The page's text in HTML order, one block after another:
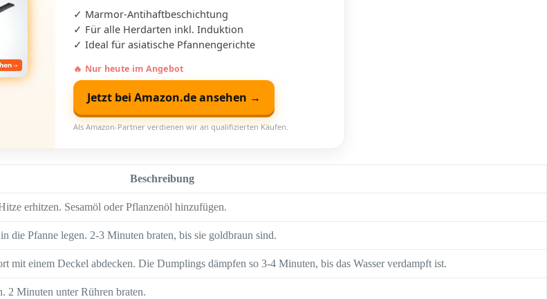
✓ Marmor-Antihaftbeschichtung
✓ Für alle Herdarten inkl. Induktion
✓ Ideal für asiatische Pfannengerichte
🔥 Nur heute im Angebot
Jetzt bei Amazon.de ansehen →
Als Amazon-Partner verdienen wir an qualifizierten Käufen.
Beschreibung
erhitzen. Sesamöl oder Pflanzenöl hinzufügen.
die Pfanne legen. 2-3 Minuten braten, bis sie goldbraun sind.
mit einem Deckel abdecken. Die Dumplings dämpfen so 3-4 Minuten, bis das Wasser verdampft ist.
2 Minuten unter Rühren braten.